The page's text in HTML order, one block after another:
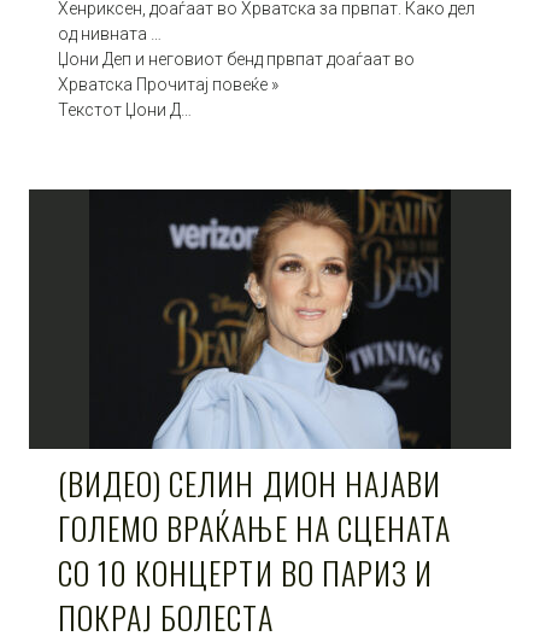
Хенриксен, доаѓаат во Хрватска за првпат. Како дел
од нивната …
Џони Деп и неговиот бенд првпат доаѓаат во
Хрватска Прочитај повеќе »
Текстот Џони Д…
(ВИДЕО) СЕЛИН ДИОН НАЈАВИ
ГОЛЕМО ВРАЌАЊЕ НА СЦЕНАТА
СО 10 КОНЦЕРТИ ВО ПАРИЗ И
ПОКРАЈ БОЛЕСТА